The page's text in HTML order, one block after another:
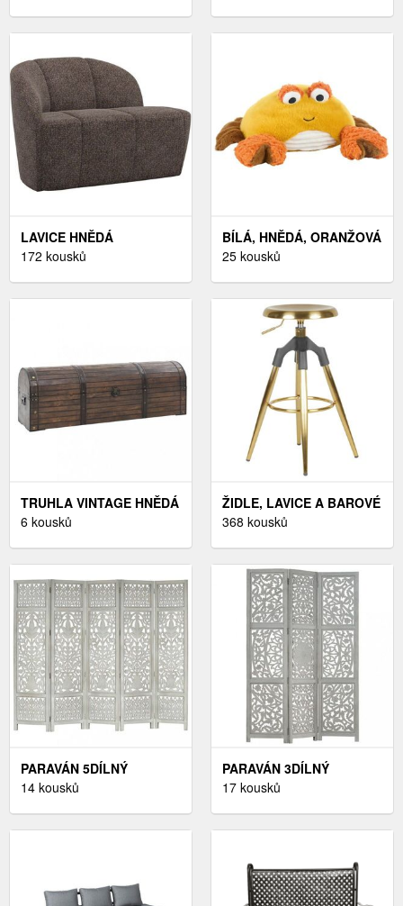
LAVICE HNĚDÁ
172 kousků
BÍLÁ, HNĚDÁ, ORANŽOVÁ
25 kousků
TRUHLA VINTAGE HNĚDÁ
6 kousků
ŽIDLE, LAVICE A BAROVÉ
ŽIDLE
368 kousků
PARAVÁN 5DÍLNÝ
DEKORHOME
14 kousků
PARAVÁN 3DÍLNÝ
DEKORHOME
17 kousků